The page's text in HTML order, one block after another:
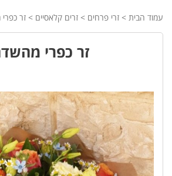
עמוד הבית > זרי פרחים > זרים קלאסיים > זר
זר כפרי